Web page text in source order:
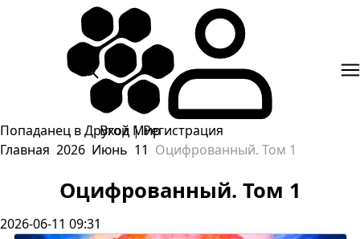
Попаданец в Другой Мир
Вход |Регистрация
Главная 2026 Июнь 11 Оцифрованный. Том 1
Оцифрованный. Том 1
2026-06-11 09:31